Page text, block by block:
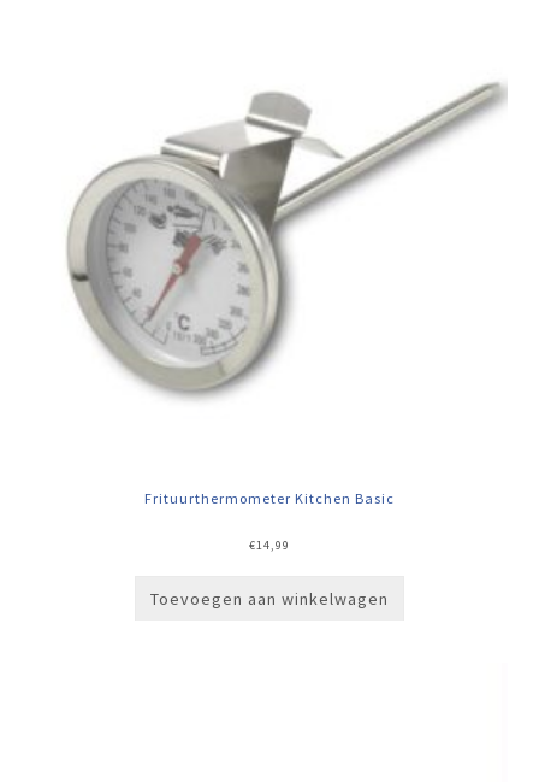
Frituurthermometer Kitchen Basic
€14,99
Toevoegen aan winkelwagen